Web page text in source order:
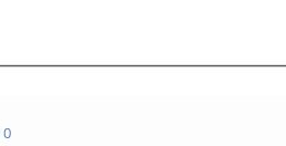
0